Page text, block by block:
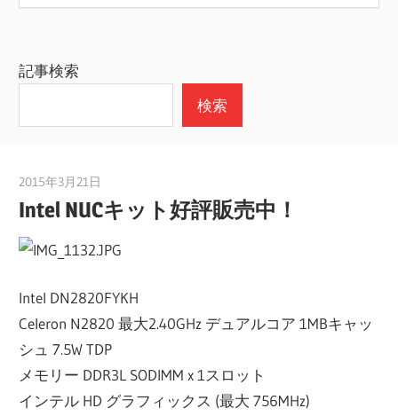
2015年3月21日
Intel NUCキット好評販売中！
Intel DN2820FYKH
Celeron N2820 最大2.40GHz デュアルコア 1MBキャッ
シュ 7.5W TDP
メモリー DDR3L SODIMM x 1スロット
インテル HD グラフィックス (最大 756MHz)
記事検索
検索